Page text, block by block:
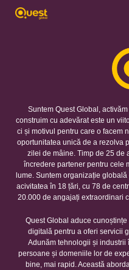
Suntem Quest Global,
construim cu adevărat este un
ci și motivul pentru care o facem
oportunitatea unică de a rezolva
zilei de mâine. Timp de 25 de
încredere partener pentru cele
lume. Suntem organizație
acivitatea în 18 țări, cu 78 de
20.000 de angajați extraordinari
Quest Global aduce
digitală pentru a oferi servicii
Adunăm tehnologii și
persoane și domeniile lor de
bine, mai rapid. Această